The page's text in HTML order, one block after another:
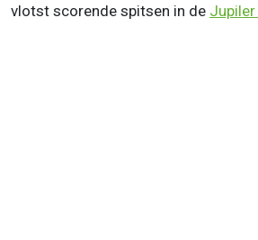
vlotst scorende spitsen in de Jupiler